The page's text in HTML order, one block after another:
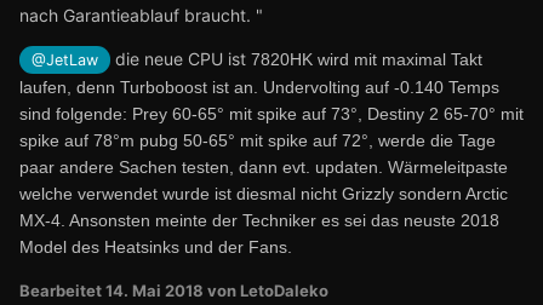
nach Garantieablauf braucht. "
@JetLaw die neue CPU ist7820HK wird mit maximal Takt
laufen, denn Turboboost ist an. Undervolting auf -0.140 Temps
sind folgende: Prey 60-65° mit spike auf 73°, Destiny 2 65-70° mit
spike auf 78°m pubg 50-65° mit spike auf 72°, werde die Tage
paar andere Sachen testen, dann evt. updaten. Wärmeleitpaste
welche verwendet wurde ist diesmal nicht Grizzly sondern Arctic
MX-4. Ansonsten meinte der Techniker es sei das neuste 2018
Model des Heatsinks und der Fans.
Bearbeitet14. Mai 2018 von LetoDaleko